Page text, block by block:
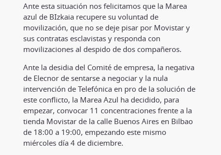
Ante esta situación nos felicitamos que la Marea
azul de BIzkaia recupere su voluntad de
movilización, que no se deje pisar por Movistar y
sus contratas esclavistas y responda con
movilizaciones al despido de dos compañeros.
Ante la desidia del Comité de empresa, la negativa
de Elecnor de sentarse a negociar y la nula
intervención de Telefónica en pro de la solución de
este conflicto, la Marea Azul ha decidido, para
empezar, convocar 11 concentraciones frente a la
tienda Movistar de la calle Buenos Aires en Bilbao
de 18:00 a 19:00, empezando este mismo
miércoles día 4 de diciembre.